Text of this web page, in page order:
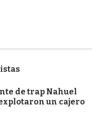
de trap Nahuel
un cajero